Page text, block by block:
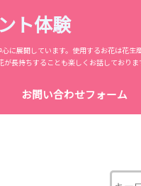
ト体験
に展開しています。使用するお花は花生
長持ちすることも楽しくお話しておりま
お問い合わせフォーム